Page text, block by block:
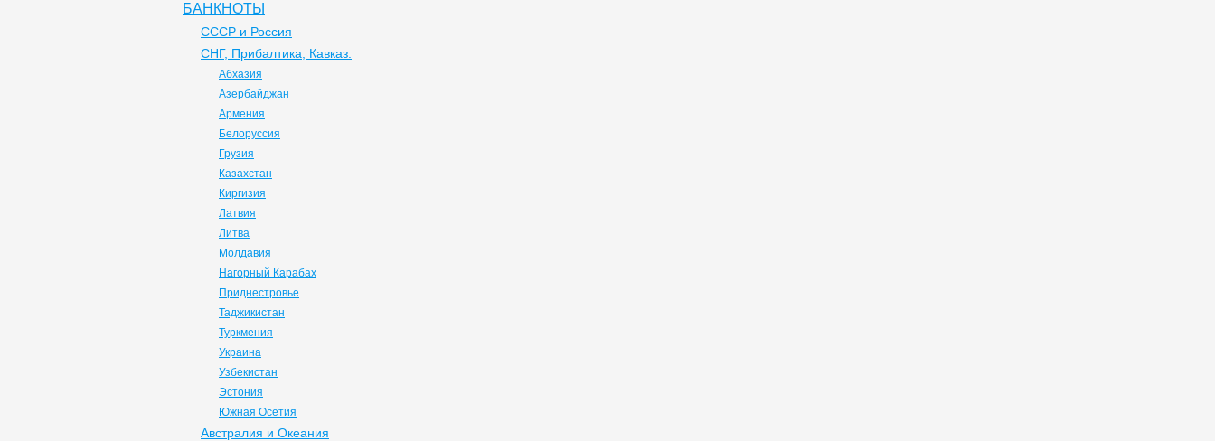
БАНКНОТЫ
СССР и Россия
СНГ, Прибалтика, Кавказ.
Абхазия
Азербайджан
Армения
Белоруссия
Грузия
Казахстан
Киргизия
Латвия
Литва
Молдавия
Нагорный Карабах
Приднестровье
Таджикистан
Туркмения
Украина
Узбекистан
Эстония
Южная Осетия
Австралия и Океания